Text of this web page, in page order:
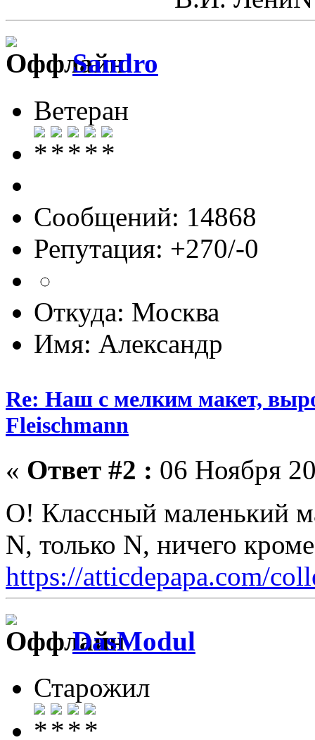
Sandro
Ветеран
Сообщений: 14868
Репутация: +270/-0
Откуда: Москва
Имя: Александр
Re: Наш с мелким макет,
Fleischmann
« Ответ #2 : 06 Ноября
О! Классный маленький
N, только N, ничего
https://atticdepapa.com/
DasModul
Старожил